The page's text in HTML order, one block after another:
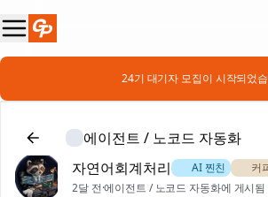
📣 24기 대기자 모집이 시작되었
에이전트 / 노코드 자동화
자연어회계처리
🐶 AI 찐친
☕ 커
2달 전·에이전트 / 노코드 자동화에 게시됨